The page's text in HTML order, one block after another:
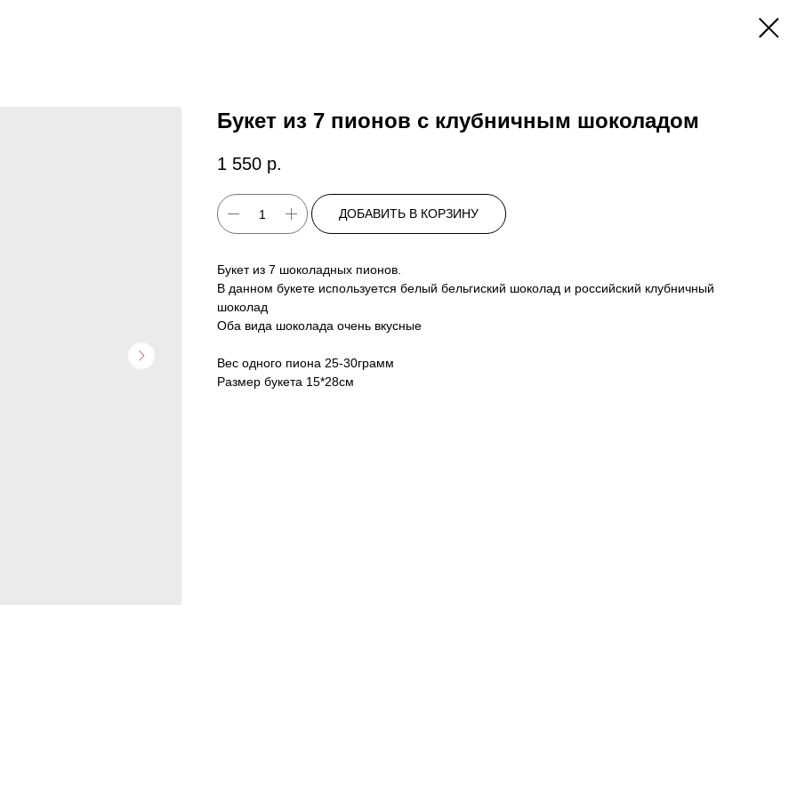
Букет из 7 пионов с клубничным шоколадом
1 550 р.
ДОБАВИТЬ В КОРЗИНУ
Букет из 7 шоколадных пионов.
В данном букете используется белый бельгиский шоколад и российский клубничный
шоколад
Оба вида шоколада очень вкусные
Вес одного пиона 25-30грамм
Размер букета 15*28см